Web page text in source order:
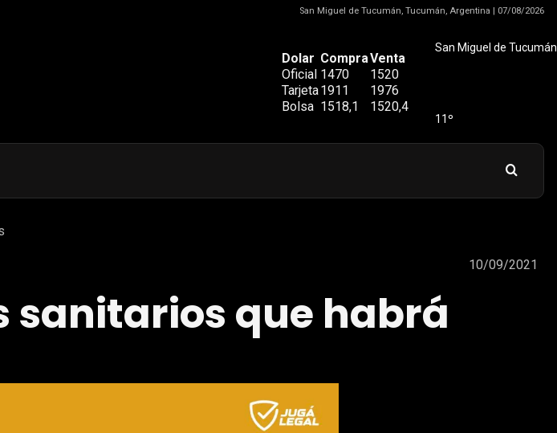
San Miguel de Tucumán, Tucumán, Argentina | 07/08/2026
Dolar CompraVenta
Oficial 1470
1520
Tarjeta1911
1976
Bolsa 1518,1 1520,4
San Miguel de Tucumán
11º
10/09/2021
sanitarios que habrá